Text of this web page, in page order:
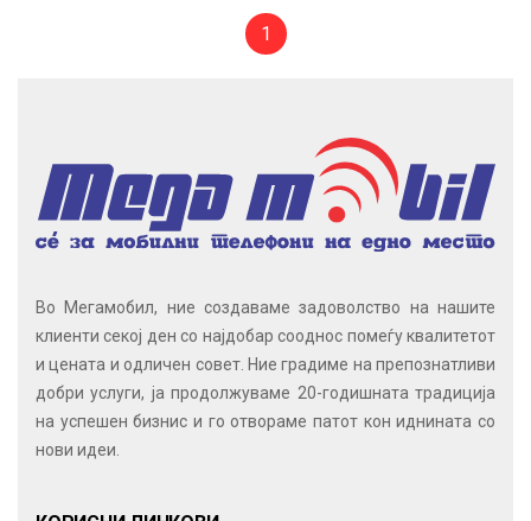
1
Во Мегамобил, ние создаваме задоволство на нашите
клиенти секој ден со најдобар сооднос помеѓу квалитетот
и цената и одличен совет. Ние градиме на препознатливи
добри услуги, ја продолжуваме 20-годишната традиција
на успешен бизнис и го отвораме патот кон иднината со
нови идеи.